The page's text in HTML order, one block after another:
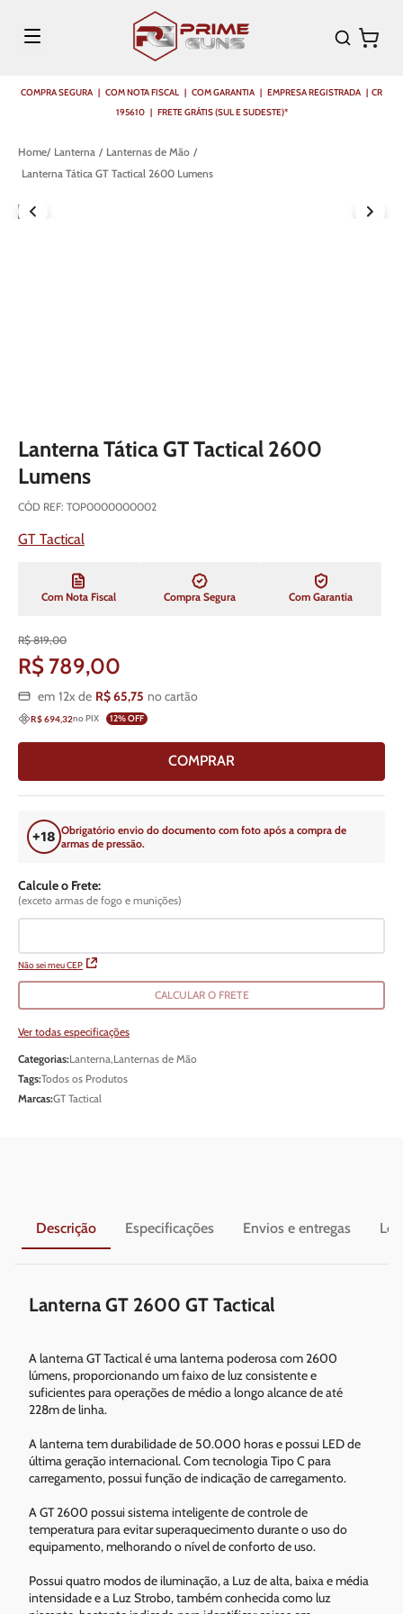
COMPRA SEGURA | COM NOTA FISCAL | COM GARANTIA | EMPRESA REGISTRADA | CR
195610 | FRETE GRÁTIS (SUL E SUDESTE)*
Lanterna
Lanternas de Mão
Lanterna Tática GT Tactical 2600 Lumens
Lanterna Tática GT Tactical 2600
Lumens
CÓD REF: TOP0000000002
GT Tactical
Com Nota Fiscal Compra Segura Com Garantia
R$ 819,00
R$ 789,00
em 12x de R$65,75 no cartão
R$ 694,32no PIX 12% OFF
COMPRAR
Obrigatório envio do documento com foto após a compra de
armas de pressão.
Calcule o Frete:
(exceto armas de fogo e munições)
Não sei meu CEP
CALCULAR O FRETE
Ver todas especificações
Categorias:Lanterna,Lanternas de Mão
Tags:Todos os Produtos
Marcas:GT Tactical
Descrição Especificações Envios e entregas
Lanterna GT 2600 GT Tactical
A lanterna GT Tactical é uma lanterna poderosa com 2600
lúmens, proporcionando um faixo de luz consistente e
suficientes para operações de médio a longo alcance de até
228m de linha.
A lanterna tem durabilidade de 50.000 horas e possui LED de
última geração internacional. Com tecnologia Tipo C para
carregamento, possui função de indicação de carregamento.
A GT 2600 possui sistema inteligente de controle de
temperatura para evitar superaquecimento durante o uso do
equipamento, melhorando o nível de conforto de uso.
Possui quatro modos de iluminação, a Luz de alta, baixa e média
intensidade e a Luz Strobo, também conhecida como luz